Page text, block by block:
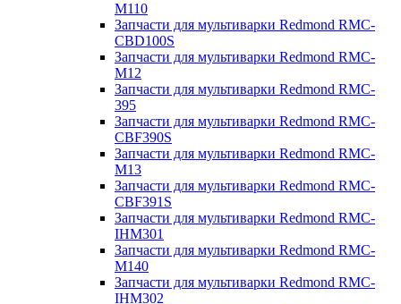
M110
Запчасти для мультиварки Redmond RMC-
CBD100S
Запчасти для мультиварки Redmond RMC-
M12
Запчасти для мультиварки Redmond RMC-
395
Запчасти для мультиварки Redmond RMC-
CBF390S
Запчасти для мультиварки Redmond RMC-
M13
Запчасти для мультиварки Redmond RMC-
CBF391S
Запчасти для мультиварки Redmond RMC-
IHM301
Запчасти для мультиварки Redmond RMC-
M140
Запчасти для мультиварки Redmond RMC-
IHM302